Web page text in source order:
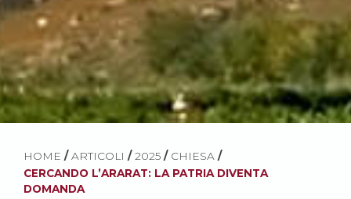
HOME / ARTICOLI / 2025 / CHIESA /
CERCANDO L’ARARAT: LA PATRIA DIVENTA
DOMANDA